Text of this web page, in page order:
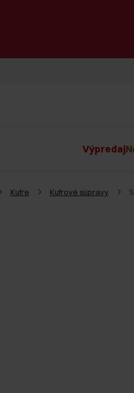
Výpredaj
Kufre Kufrové súpravy